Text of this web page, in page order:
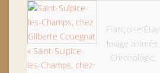
« Saint-Sulpice-
les-Champs, chez
Françoise Étay
image animée
Chronologie